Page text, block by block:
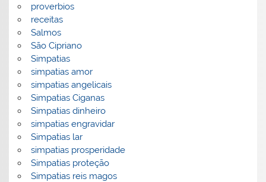
proverbios
receitas
Salmos
São Cipriano
Simpatias
simpatias amor
simpatias angelicais
Simpatias Ciganas
Simpatias dinheiro
simpatias engravidar
Simpatias lar
simpatias prosperidade
Simpatias proteção
Simpatias reis magos